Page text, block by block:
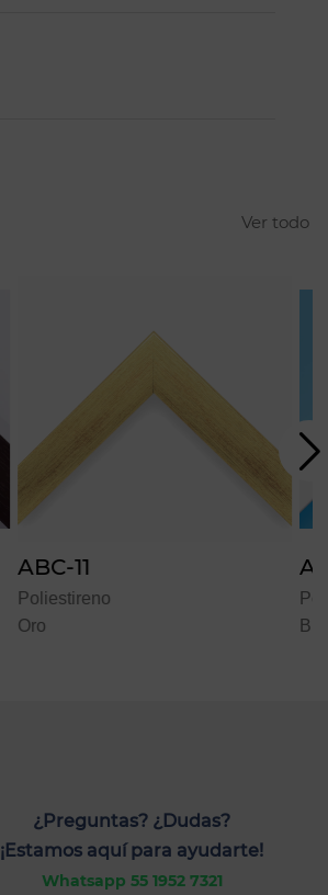
Ver todo
ABC-45
Poliestireno
¿Preguntas? ¿Dudas?
¡Estamos aquí para ayudarte!
Whatsapp 55 1952 7321